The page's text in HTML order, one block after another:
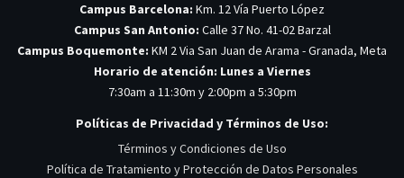
Campus Barcelona: Km. 12 Vía Puerto López
Campus San Antonio: Calle 37 No. 41-02 Barzal
Campus Boquemonte: KM 2 Via San Juan de Arama - Granada, Meta
Horario de atención: Lunes a Viernes
7:30am a 11:30m y 2:00pm a 5:30pm
Políticas de Privacidad y Términos de Uso:
Términos y Condiciones de Uso
Política de Tratamiento y Protección de Datos Personales